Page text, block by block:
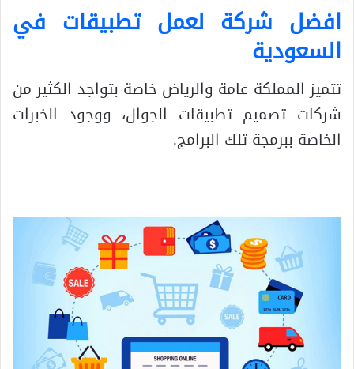
افضل شركة لعمل تطبيقات في
السعودية
تتميز المملكة عامة والرياض خاصة بتواجد الكثير من
شركات تصميم تطبيقات الجوال، ووجود الخبرات
الخاصة ببرمجة تلك البرامج.